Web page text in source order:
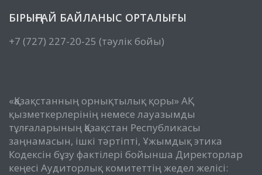
БІРЫҢҒАЙ БАЙЛАНЫС ОРТАЛЫҒЫ
+7 (727) 227-20-25 (тәулік бойы)
«Қазақстанның орнықтылық қоры» АҚ
қызметкерлерінің немесе лауазымды
тұлғаларының Қазақстан Республикасы
заңнамасын, ішкі тәртіпті, Ұжымдық этика
Кодексін бұзу фактілері бойынша Директорлар
кеңесі Аудиторлық комитеттің жедел желісі: